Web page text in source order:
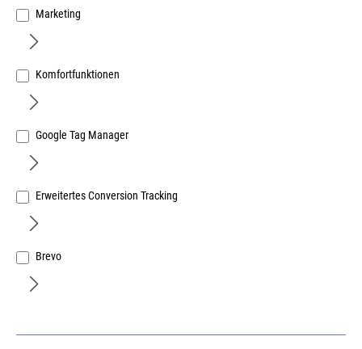
Art.Nr.:324633391
Mascot leichte Shorts mit Stretch schwarz, Gr. 56
Marketing
Komfortfunktionen
Google Tag Manager
Erweitertes Conversion Tracking
Brevo